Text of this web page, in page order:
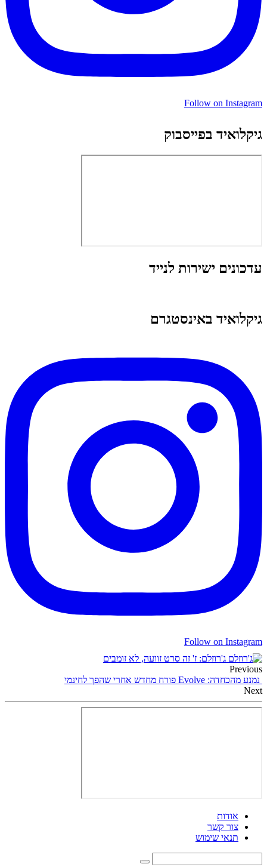
Follow on Instagram
גיקלואיד בפייסבוק
עדכונים ישירות לנייד
גיקלואיד באינסטגרם
Follow on Instagram
ג'רוזלם: ז' זה סרט זוועה, לא זומבים
Previous
נמנע מהכחדה: Evolve פורח מחדש אחרי שהפך לחינמי
Next
אודות
צור קשר
תנאי שימוש